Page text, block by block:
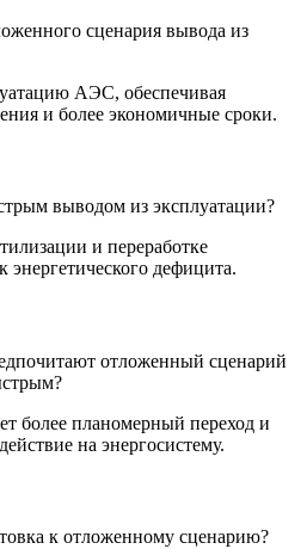
сценария вывода из
АЭС, обеспечивая
и более экономичные сроки.
выводом из эксплуатации?
и переработке
энергетического дефицита.
отложенный сценарий
более планомерный переход и
на энергосистему.
к отложенному сценарию?